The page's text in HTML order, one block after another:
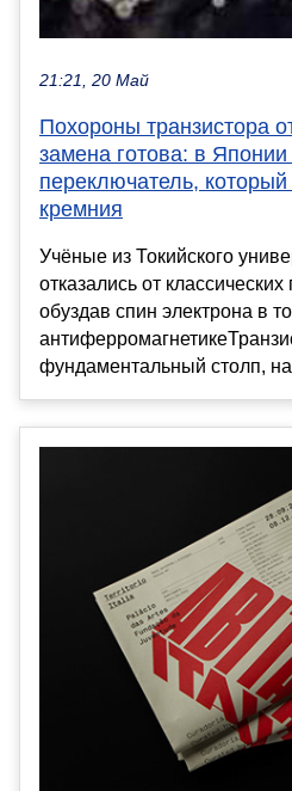
21:21, 20 Май
Похороны транзистора
замена готова: в
переключатель,
кремния
Учёные из Токийского
отказались от
обуздав спин электрона в
фундаментальный столп,